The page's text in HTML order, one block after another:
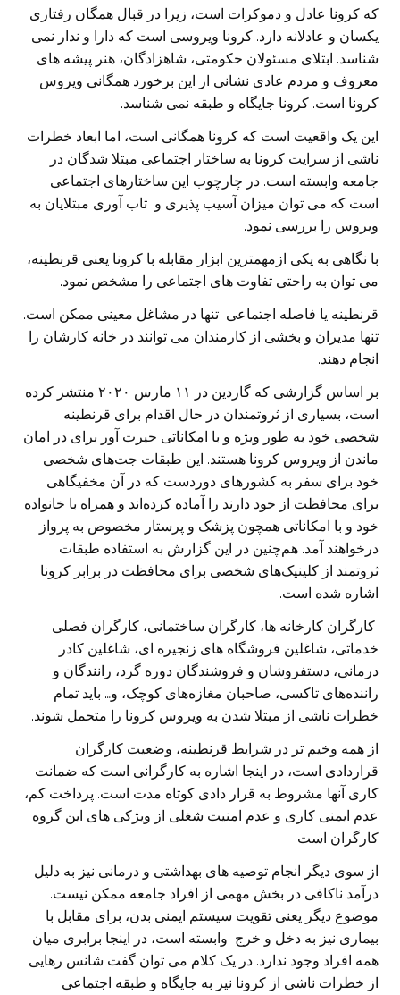
که کرونا عادل و دموکرات است، زیرا در قبال همگان رفتاری
یکسان و عادلانه دارد. کرونا ویروسی است که دارا و ندار نمی
شناسد. ابتلای مسئولان حکومتی، شاهزادگان، هنر پیشه های
معروف و مردم عادی نشانی از این برخورد همگانی ویروس
کرونا است. کرونا جایگاه و طبقه نمی شناسد.
این یک واقعیت است که کرونا همگانی است، اما ابعاد خطرات
ناشی از سرایت کرونا به ساختار اجتماعی مبتلا شدگان در
جامعه وابسته است. در چارچوب این ساختارهای اجتماعی
است که می توان میزان آسیب پذیری و تاب آوری مبتلایان به
ویروس را بررسی نمود.
با نگاهی به یکی ازمهمترین ابزار مقابله با کرونا یعنی قرنطینه،
می توان به راحتی تفاوت های اجتماعی را مشخص نمود.
قرنطینه یا فاصله اجتماعی تنها در مشاغل معینی ممکن است.
تنها مدیران و بخشی از کارمندان می توانند در خانه کارشان را
انجام دهند.
بر اساس گزارشی که گاردین در ۱۱ مارس ۲۰۲۰ منتشر کرده
است، بسیاری از ثروتمندان در حال اقدام برای قرنطینه‌
شخصی خود به ‌طور ویژه و با امکاناتی حیرت ‌آور برای در امان
ماندن از ویروس کرونا هستند. این طبقات جت‌های شخصی
خود برای سفر به کشورهای دوردست که در آن مخفیگاهی
برای محافظت از خود دارند را آماده کرده‌اند و همراه با خانواده
خود و با امکاناتی همچون پزشک و پرستار مخصوص به پرواز
درخواهند آمد. هم‌چنین در این گزارش به استفاده‌ طبقات
ثروتمند از کلینیک‌های شخصی برای محافظت در برابر کرونا
اشاره شده است.
کارگران کارخانه ها، کارگران ساختمانی، کارگران فصلی
خدماتی، شاغلین فروشگاه های زنجیره ای، شاغلین کادر
درمانی، دستفروشان و فروشندگان دوره ‌گرد، رانندگان و
راننده‌های تاکسی، صاحبان مغازه‌های کوچک، و… باید تمام
خطرات ناشی از مبتلا شدن به ویروس کرونا را متحمل شوند.
از همه وخیم تر در شرایط قرنطینه، وضعیت کارگران
قراردادی است، در اینجا اشاره به کارگرانی است که ضمانت
کاری آنها مشروط به قرار دادی کوتاه مدت است. پرداخت کم،
عدم ایمنی کاری و عدم امنیت شغلی از ویژکی های این گروه
کارگران است.
از سوی دیگر انجام توصیه های بهداشتی و درمانی نیز به دلیل
درآمد ناکافی در بخش مهمی از افراد جامعه ممکن نیست.
موضوع دیگر یعنی تقویت سیستم ایمنی بدن، برای مقابل با
بیماری نیز به دخل و خرج وابسته است، در اینجا برابری میان
همه افراد وجود ندارد. در یک کلام می توان گفت شانس رهایی
از خطرات ناشی از کرونا نیز به جایگاه و طبقه اجتماعی